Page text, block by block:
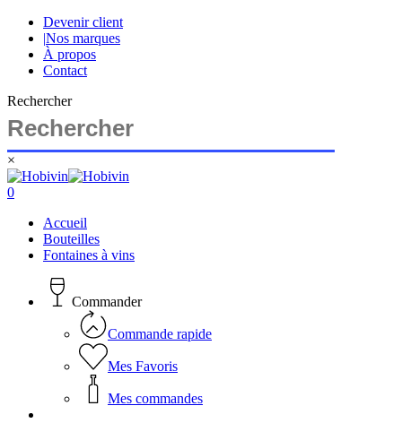
Skip
main
content
Devenir client
|Nos marques
À propos
Contact
Rechercher
×
Close
Search
search
account
0
Accueil
Bouteilles
Fontaines à vins
Commander
Commande rapide
Mes Favoris
Mes commandes